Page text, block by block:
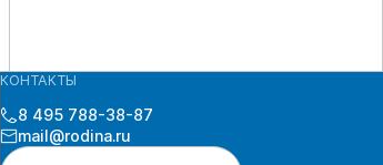
КОНТАКТЫ
8 495 788-38-87
mail@rodina.ru